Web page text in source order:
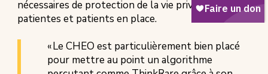
nécessaires de protection de la vie privée des
patientes et patients en place.
« Le CHEO est particulièrement bien placé
pour mettre au point un algorithme